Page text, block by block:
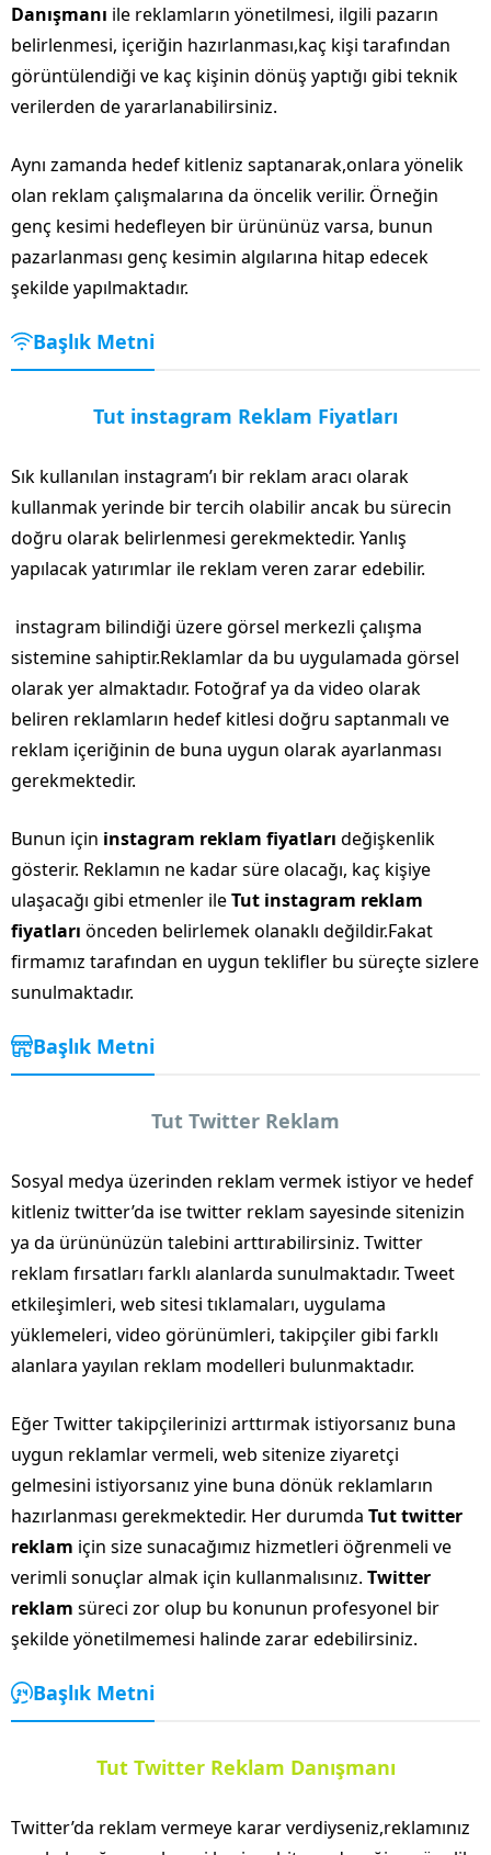
Danışmanı ile reklamların yönetilmesi, ilgili pazarın
belirlenmesi, içeriğin hazırlanması,kaç kişi tarafından
görüntülendiği ve kaç kişinin dönüş yaptığı gibi teknik
verilerden de yararlanabilirsiniz.
Aynı zamanda hedef kitleniz saptanarak,onlara yönelik
olan reklam çalışmalarına da öncelik verilir. Örneğin
genç kesimi hedefleyen bir ürününüz varsa, bunun
pazarlanması genç kesimin algılarına hitap edecek
şekilde yapılmaktadır.
Başlık Metni
Tut instagram Reklam Fiyatları
Sık kullanılan instagram’ı bir reklam aracı olarak
kullanmak yerinde bir tercih olabilir ancak bu sürecin
doğru olarak belirlenmesi gerekmektedir. Yanlış
yapılacak yatırımlar ile reklam veren zarar edebilir.
instagram bilindiği üzere görsel merkezli çalışma
sistemine sahiptir.Reklamlar da bu uygulamada görsel
olarak yer almaktadır. Fotoğraf ya da video olarak
beliren reklamların hedef kitlesi doğru saptanmalı ve
reklam içeriğinin de buna uygun olarak ayarlanması
gerekmektedir.
Bunun için instagram reklam fiyatları değişkenlik
gösterir. Reklamın ne kadar süre olacağı, kaç kişiye
ulaşacağı gibi etmenler ileTut instagram reklam
fiyatları önceden belirlemek olanaklı değildir.Fakat
firmamız tarafından en uygun teklifler bu süreçte sizlere
sunulmaktadır.
Başlık Metni
Tut Twitter Reklam
Sosyal medya üzerinden reklam vermek istiyor ve hedef
kitleniz twitter’da ise twitter reklam sayesinde sitenizin
ya da ürününüzün talebini arttırabilirsiniz. Twitter
reklam fırsatları farklı alanlarda sunulmaktadır. Tweet
etkileşimleri, web sitesi tıklamaları, uygulama
yüklemeleri, video görünümleri, takipçiler gibi farklı
alanlara yayılan reklam modelleri bulunmaktadır.
Eğer Twitter takipçilerinizi arttırmak istiyorsanız buna
uygun reklamlar vermeli, web sitenize ziyaretçi
gelmesini istiyorsanız yine buna dönük reklamların
hazırlanması gerekmektedir. Her durumda Tut twitter
reklam için size sunacağımız hizmetleri öğrenmeli ve
verimli sonuçlar almak için kullanmalısınız. Twitter
reklam süreci zor olup bu konunun profesyonel bir
şekilde yönetilmemesi halinde zarar edebilirsiniz.
Başlık Metni
Tut Twitter Reklam Danışmanı
Twitter’da reklam vermeye karar verdiyseniz,reklamınız